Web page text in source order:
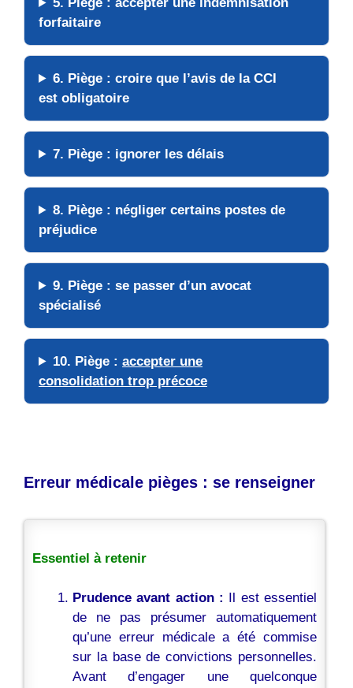
forfaitaire
6. Piège :croire que l’avis de la CCI
est obligatoire
7. Piège : ignorer les délais
8. Piège : négliger certains postes de
préjudice
9. Piège :se passer d’un avocat
spécialisé
10. Piège :accepter une
consolidation trop précoce
Erreur médicale pièges : se renseigner
Essentiel à retenir
Prudence avant action : Il est essentiel
de ne pas présumer automatiquement
qu’une erreur médicale a été commise
sur la base de convictions personnelles.
Avant d’engager une quelconque